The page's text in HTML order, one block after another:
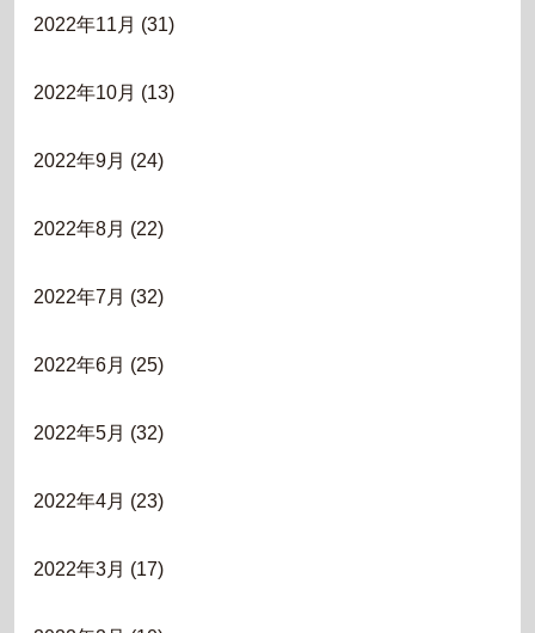
2022年11月 (31)
2022年10月 (13)
2022年9月 (24)
2022年8月 (22)
2022年7月 (32)
2022年6月 (25)
2022年5月 (32)
2022年4月 (23)
2022年3月 (17)